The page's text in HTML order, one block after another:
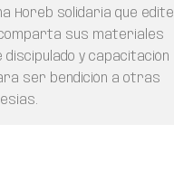
Horeb solidaria que edite
sus materiales
discipulado y capacitación
ser bendición a otras